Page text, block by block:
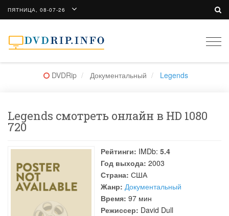
ПЯТНИЦА, 08-07-26
DVDRip Документальный Legends
Legends смотреть онлайн в HD 1080
720
Рейтинги: IMDb: 5.4
Год выхода: 2003
Страна: США
Жанр: Документальный
Время: 97 мин
Режиссер: David Dull